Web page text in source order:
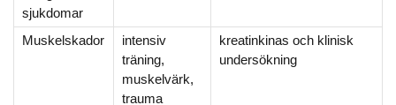
sjukdomar
Muskelskador
intensiv
träning,
muskelvärk,
trauma
kreatinkinas och klinisk
undersökning